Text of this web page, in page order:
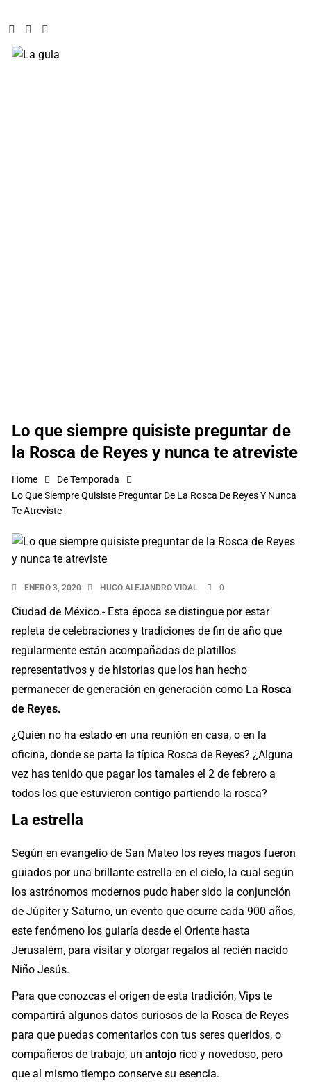
Lo que siempre quisiste preguntar de
la Rosca de Reyes y nunca te atreviste
Home
De Temporada
Lo Que Siempre Quisiste Preguntar De La Rosca De Reyes Y Nunca
Te Atreviste
ENERO 3, 2020 HUGO ALEJANDRO VIDAL 0
Ciudad de México.- Esta época se distingue por estar
repleta de celebraciones y tradiciones de fin de año que
regularmente están acompañadas de platillos
representativos y de historias que los han hecho
permanecer de generación en generación como La Rosca
de Reyes.
¿Quién no ha estado en una reunión en casa, o en la
oficina, donde se parta la típica Rosca de Reyes? ¿Alguna
vez has tenido que pagar los tamales el 2 de febrero a
todos los que estuvieron contigo partiendo la rosca?
La estrella
Según en evangelio de San Mateo los reyes magos fueron
guiados por una brillante estrella en el cielo, la cual según
los astrónomos modernos pudo haber sido la conjunción
de Júpiter y Saturno, un evento que ocurre cada 900 años,
este fenómeno los guiaría desde el Oriente hasta
Jerusalém, para visitar y otorgar regalos al recién nacido
Niño Jesús.
Para que conozcas el origen de esta tradición, Vips te
compartirá algunos datos curiosos de la Rosca de Reyes
para que puedas comentarlos con tus seres queridos, o
compañeros de trabajo, unantojo rico y novedoso, pero
que al mismo tiempo conserve su esencia.